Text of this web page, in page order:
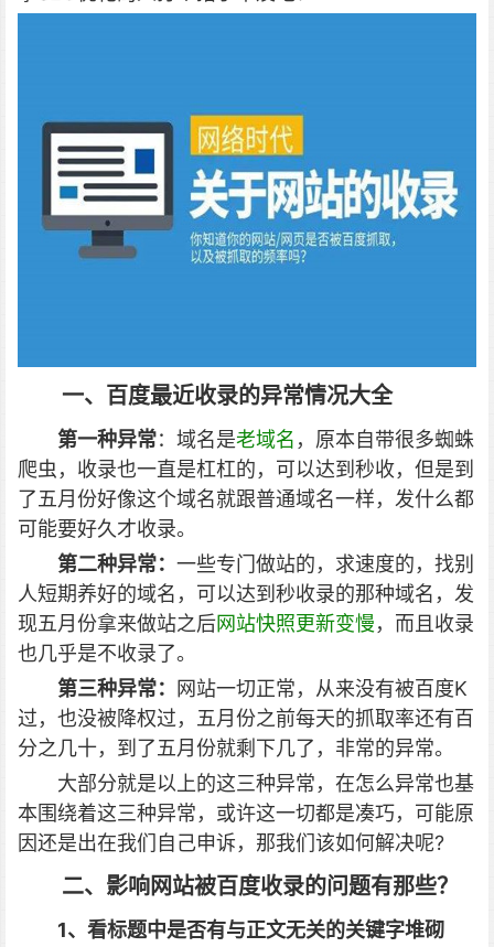
一、百度最近收录的异常情况大全
第一种异常： 域名是老域名 ，原本自带很多蜘蛛
爬虫，收录也一直是杠杠的，可以达到秒收，但是到
了五月份好像这个域名就跟普通域名一样，发什么都
可能要好久才收录。
第二种异常： 一些专门做站的，求速度的，找别
人短期养好的域名，可以达到秒收录的那种域名，发
现五月份拿来做站之后网站快照更新变慢，而且收录
也几乎是不收录了。
第三种异常：
网站一切正常，从来没有被百度K
过，也没被降权过，五月份之前每天的抓取率还有百
分之几十，到了五月份就剩下几了，非常的异常。
大部分就是以上的这三种异常，在怎么异常也基
本围绕着这三种异常， 或许这一切都是凑巧，可能原
因还是出在我们自己申诉，那我们该如何解决呢?
二、影响网站被百度收录的问题有那些？
1、看标题中是否有与正文无关的关键字堆砌